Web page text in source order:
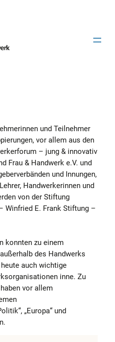
und Teilnehmer
vor allem aus den
– jung & innovativ
Frau & Handwerk e.V. und
und Innungen,
Handwerkerinnen und
von der Stiftung
Winfried E. Frank Stiftung –
konnten zu einem
des Handwerks
auch wichtige
inne. Zu
vor allem
„Europa“ und